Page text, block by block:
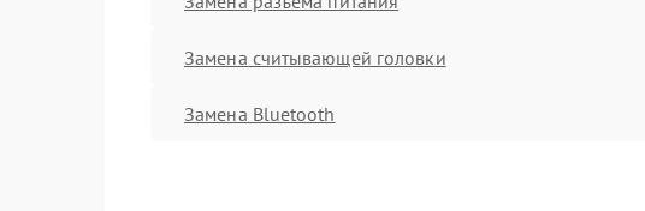
Замена считывающей головки
Замена Bluetooth